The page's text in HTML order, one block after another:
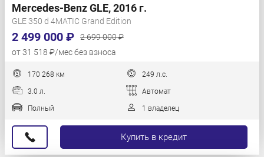
Mercedes-Benz GLE, 2016 г.
GLE 350 d 4MATIC Grand Edition
2 499 000 ₽
2 699 000 ₽
от 31 518 ₽/мес без взноса
170 268 км 249 л.с.
3.0 л. Автомат
Полный 1 владелец
Купить в кредит